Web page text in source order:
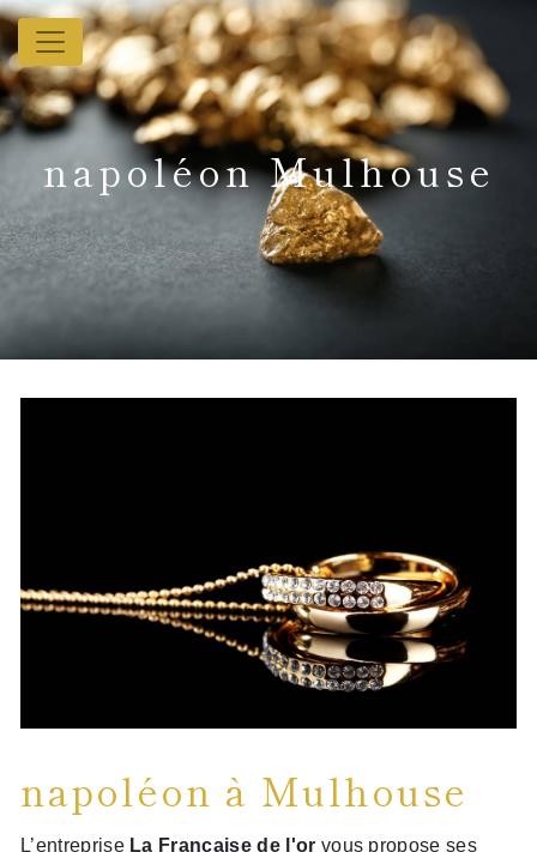
Panneau de gestion des cookies
napoléon Mulhouse
napoléon à Mulhouse
L’entreprise La Française de l'or vous propose ses